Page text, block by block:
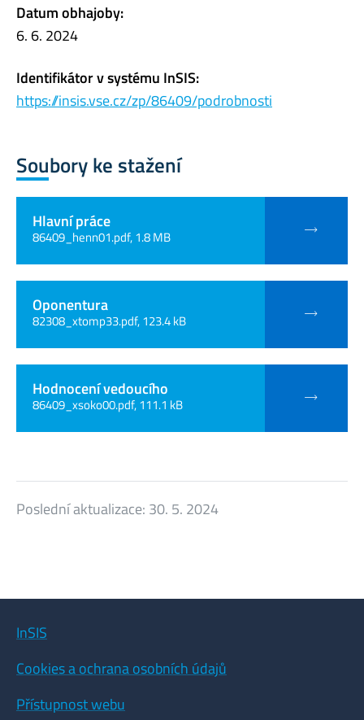
Datum obhajoby:
6. 6. 2024
Identifikátor v systému InSIS:
https://insis.vse.cz/zp/86409/podrobnosti
Soubory ke stažení
Hlavní práce
86409_henn01.pdf, 1.8 MB
Oponentura
82308_xtomp33.pdf, 123.4 kB
Hodnocení vedoucího
86409_xsoko00.pdf, 111.1 kB
Poslední aktualizace: 30. 5. 2024
InSIS
Cookies a ochrana osobních údajů
Přístupnost webu